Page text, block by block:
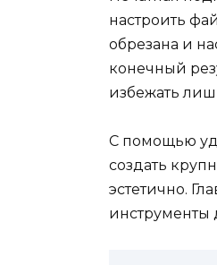
настроить
обрезана и
конечный
избежать
С помощью
создать
эстетично.
инструменты